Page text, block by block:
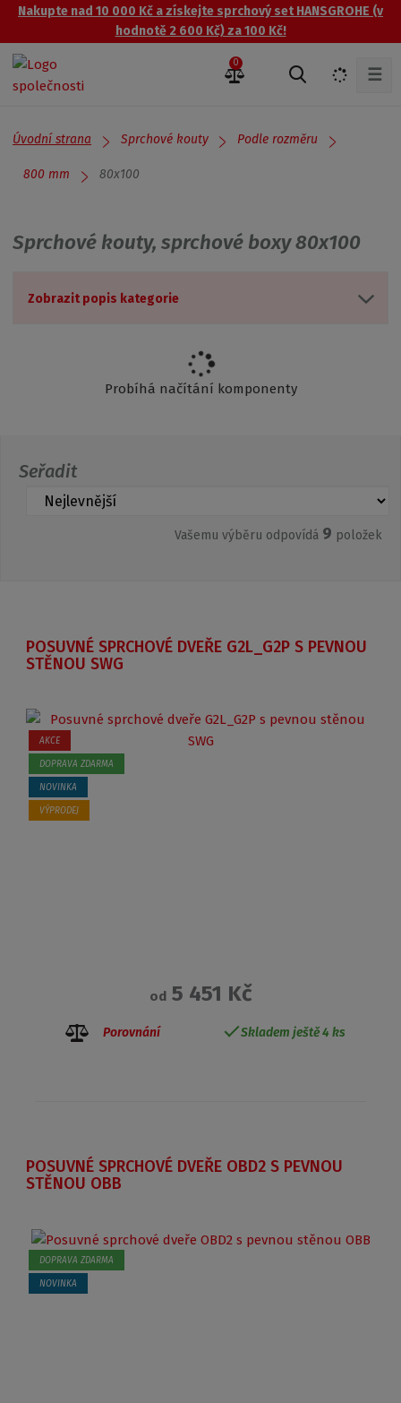
Nakupte nad 10 000 Kč a získejte sprchový set HANSGROHE (v
hodnotě 2 600 Kč) za 100 Kč!
0
☰
Úvodní strana Sprchové kouty Podle rozměru
800 mm 80x100
Sprchové kouty, sprchové boxy 80x100
Zobrazit popis kategorie
Probíhá načítání komponenty
Seřadit
Vašemu výběru odpovídá 9 položek
POSUVNÉ SPRCHOVÉ DVEŘE G2L_G2P S PEVNOU
STĚNOU SWG
AKCE
DOPRAVA ZDARMA
NOVINKA
VÝPRODEJ
od5 451 Kč
Porovnání Skladem ještě 4 ks
POSUVNÉ SPRCHOVÉ DVEŘE OBD2 S PEVNOU
STĚNOU OBB
DOPRAVA ZDARMA
NOVINKA